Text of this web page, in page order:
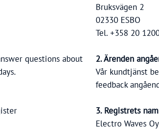
questions about
Bruksvägen 2
02330 ESBO
Tel. +358 20
2. Ärenden
Vår kundtjänst
feedback
3. Registrets
Electro Waves